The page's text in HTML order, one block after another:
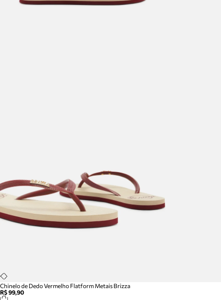
Chinelo de Dedo Vermelho Flatform Metais Brizza
R$ 99,90